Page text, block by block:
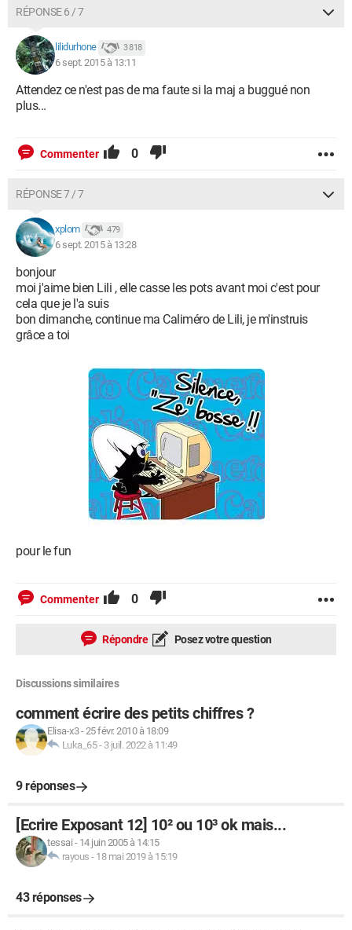
RÉPONSE 6 / 7
lilidurhone 3 818
6 sept. 2015 à 13:11
Attendez ce n'est pas de ma faute si la maj a buggué non
plus...
Commenter 0
RÉPONSE 7 / 7
xplom 479
6 sept. 2015 à 13:28
bonjour
moi j'aime bien Lili , elle casse les pots avant moi c'est pour
cela que je l'a suis
bon dimanche, continue ma Caliméro de Lili, je m'instruis
grâce a toi
pour le fun
Commenter 0
Répondre Posez votre question
Discussions similaires
comment écrire des petits chiffres ?
Elisa-x3-25 févr. 2010 à 18:09
Luka_65- 3 juil. 2022 à 11:49
9 réponses
[Ecrire Exposant 12] 10² ou 10³ ok mais...
tessai - 14 juin 2005 à 14:15
rayous - 18 mai 2019 à 15:19
43 réponses